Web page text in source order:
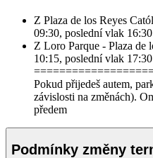
Z Plaza de los Reyes
09:30, poslední vlak 16:30
Z Loro Parque - Plaza de
10:15, poslední vlak 17:30
Pokud přijedeš autem,
závislosti na změnách).
předem
Podmínky změny